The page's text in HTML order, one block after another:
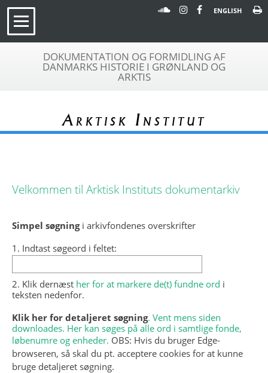
ENGLISH
DOKUMENTATION OG FORMIDLING AF
DANMARKS HISTORIE I GRØNLAND OG
ARKTIS
Arktisk Institut
Velkommen til Arktisk Instituts dokumentarkiv
Simpel søgningi arkivfondenes overskrifter
1. Indtast søgeord i feltet:
2. Klik dernæst her for at markere de(t) fundne ord i
teksten nedenfor.
Klik her for detaljeret søgning. Vent mens siden
downloades. Her kan søges på alle ord i samtlige fonde,
løbenumre og enheder. OBS: Hvis du bruger Edge-
browseren, så skal du pt. acceptere cookies for at kunne
bruge detaljeret søgning.